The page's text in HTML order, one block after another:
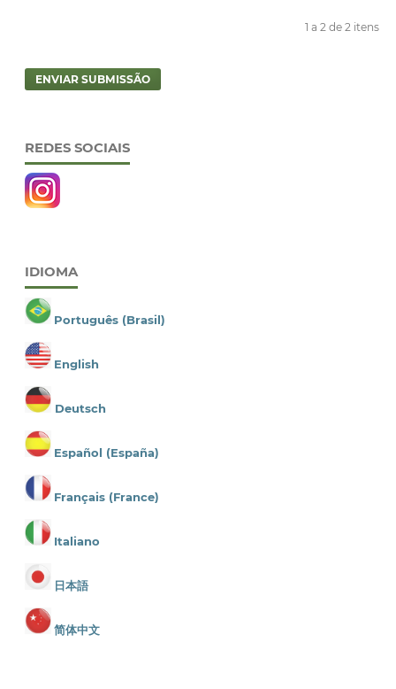
1 a 2 de 2 itens
ENVIAR SUBMISSÃO
REDES SOCIAIS
IDIOMA
Português (Brasil)
English
Deutsch
Español (España)
Français (France)
Italiano
日本語
简体中文